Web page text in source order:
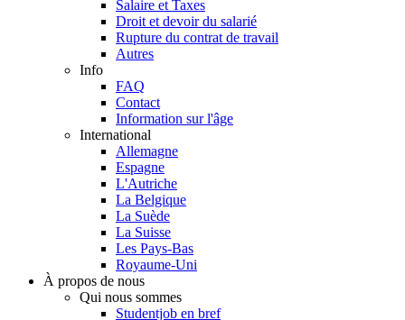
Salaire et Taxes
Droit et devoir du salarié
Rupture du contrat de travail
Autres
Info
FAQ
Contact
Information sur l'âge
International
Allemagne
Espagne
L'Autriche
La Belgique
La Suède
La Suisse
Les Pays-Bas
Royaume-Uni
À propos de nous
Qui nous sommes
Studentjob en bref